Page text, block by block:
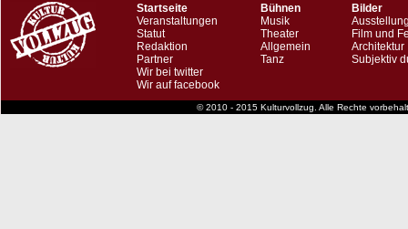
Startseite
Veranstaltungen
Statut
Redaktion
Partner
Wir bei twitter
Wir auf facebook
Bühnen
Musik
Theater
Allgemein
Tanz
Bilder
Film und
Architektur
Subjektiv
© 2010 - 2015 Kulturvollzug. Alle Rechte